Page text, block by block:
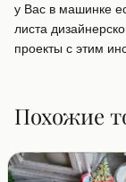
у Вас в машинке
листа
проекты с этим
Похожие